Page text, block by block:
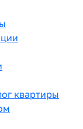
квартиры